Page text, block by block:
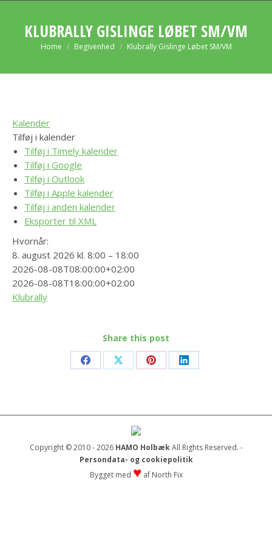
KLUBRALLY GISLINGE LØBET SM/VM
You are here:
Home Begivenhed Klubrally Gislinge Løbet SM/VM
Kalender
Tilføj i kalender
Tilføj i Timely kalender
Tilføj i Google
Tilføj i Outlook
Tilføj i Apple kalender
Tilføj i anden kalender
Eksporter til XML
Hvornår:
8. august 2026 kl. 8:00 – 18:00
2026-08-08T08:00:00+02:00
2026-08-08T18:00:00+02:00
Klubrally
Share this post
Share Share Share Share
Copyright © 2010 - 2026 HAMO HolbækAll Rights Reserved. -
Persondata- og cookiepolitik
Bygget med ♥ af North Fix